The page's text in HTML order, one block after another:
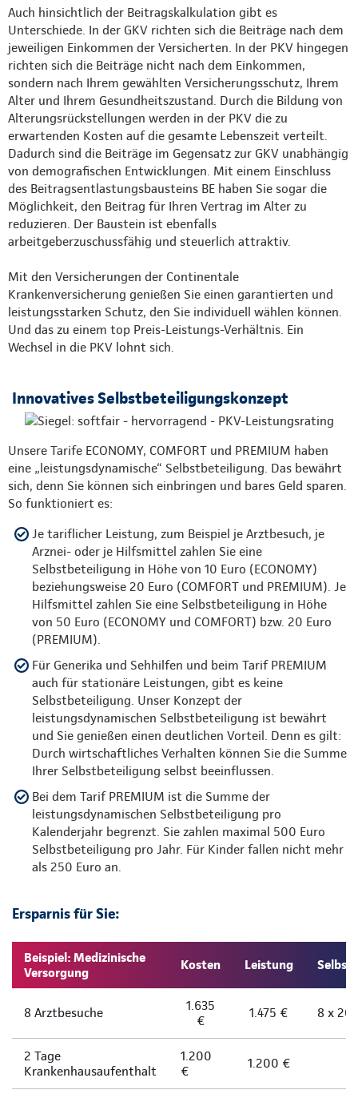
Auch hinsichtlich der Beitragskalkulation gibt es
Unterschiede. In der GKV richten sich die Beiträge nach dem
jeweiligen Einkommen der Versicherten. In der PKV hingegen
richten sich die Beiträge nicht nach dem Einkommen,
sondern nach Ihrem gewählten Versicherungsschutz, Ihrem
Alter und Ihrem Gesundheitszustand. Durch die Bildung von
Alterungsrückstellungen werden in der PKV die zu
erwartenden Kosten auf die gesamte Lebenszeit verteilt.
Dadurch sind die Beiträge im Gegensatz zur GKV unabhängig
von demografischen Entwicklungen. Mit einem Einschluss
des Beitragsentlastungsbausteins BE haben Sie sogar die
Möglichkeit, den Beitrag für Ihren Vertrag im Alter zu
reduzieren. Der Baustein ist ebenfalls
arbeitgeberzuschussfähig und steuerlich attraktiv.
Mit den Versicherungen der Continentale
Krankenversicherung genießen Sie einen garantierten und
leistungsstarken Schutz, den Sie individuell wählen können.
Und das zu einem top Preis-Leistungs-Verhältnis. Ein
Wechsel in die PKV lohnt sich.
Innovatives Selbstbeteiligungskonzept
Unsere Tarife ECONOMY, COMFORT und PREMIUM haben
eine „leistungsdynamische“ Selbstbeteiligung. Das bewährt
sich, denn Sie können sich einbringen und bares Geld sparen.
So funktioniert es:
Je tariflicher Leistung, zum Beispiel je Arztbesuch, je
Arznei- oder je Hilfsmittel zahlen Sie eine
Selbstbeteiligung in Höhe von 10 Euro (ECONOMY)
beziehungsweise 20 Euro (COMFORT und PREMIUM). Je
Hilfsmittel zahlen Sie eine Selbstbeteiligung in Höhe
von 50 Euro (ECONOMY und COMFORT) bzw. 20 Euro
(PREMIUM).
Für Generika und Sehhilfen und beim Tarif PREMIUM
auch für stationäre Leistungen, gibt es keine
Selbstbeteiligung. Unser Konzept der
leistungsdynamischen Selbstbeteiligung ist bewährt
und Sie genießen einen deutlichen Vorteil. Denn es gilt:
Durch wirtschaftliches Verhalten können Sie die Summe
Ihrer Selbstbeteiligung selbst beeinflussen.
Bei dem Tarif PREMIUM ist die Summe der
leistungsdynamischen Selbstbeteiligung pro
Kalenderjahr begrenzt. Sie zahlen maximal 500 Euro
Selbstbeteiligung pro Jahr. Für Kinder fallen nicht mehr
als 250 Euro an.
Ersparnis für Sie:
Beispiel: Medizinische
Versorgung
Kosten Leistung
8 Arztbesuche
1.635
€
1.475 € 8 x 20
2 Tage
Krankenhausaufenthalt
1.200
€
1.200 €